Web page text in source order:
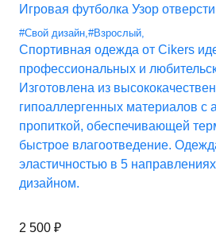
Игровая футболка Узор
#Свой дизайн #Взрослый
Спортивная одежда от Cikers
профессиональных и
Изготовлена из
гипоаллергенных материалов с
пропиткой, обеспечивающей
быстрое влагоотведение.
эластичностью в 5
дизайном.
2 500 ₽